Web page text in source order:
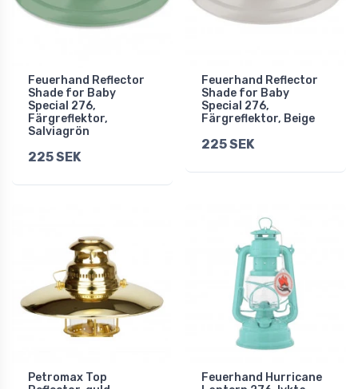
Feuerhand Reflector
Shade for Baby
Special 276,
Färgreflektor,
Salviagrön
225 SEK
Feuerhand Reflector
Shade for Baby
Special 276,
Färgreflektor, Beige
225 SEK
Petromax Top
Feuerhand Hurricane